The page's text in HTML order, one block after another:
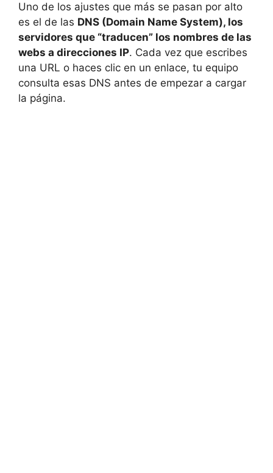
Uno de los ajustes que más se pasan por alto
es el de las DNS (Domain Name System), los
servidores que “traducen” los nombres de las
webs a direcciones IP. Cada vez que escribes
una URL o haces clic en un enlace, tu equipo
consulta esas DNS antes de empezar a cargar
la página.